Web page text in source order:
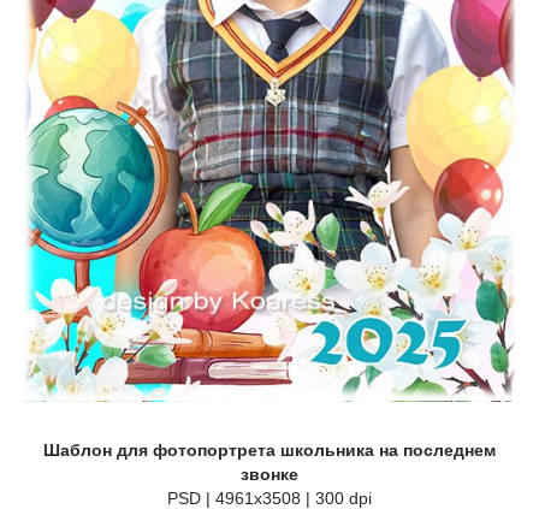
Шаблон для фотопортрета школьника на последнем
звонке
PSD | 4961x3508 | 300 dpi